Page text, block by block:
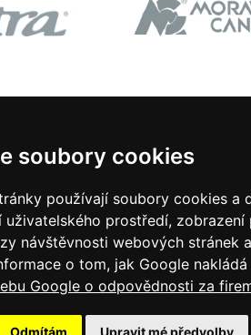
soubory cookies
používají soubory cookies a
uživatelského prostředí, zobrazení
návštěvnosti webových stránek
o tom, jak Google
Google o odpovědnosti za
Odmítám Upravit mé předvolby